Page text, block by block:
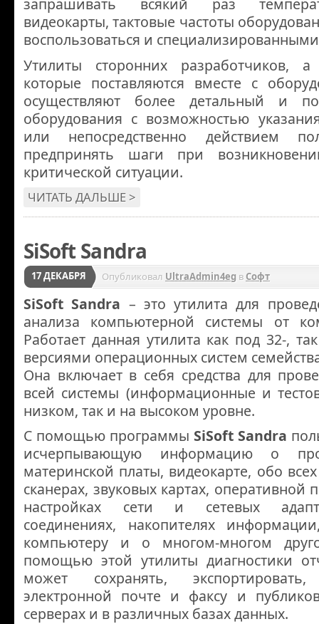
запрашивать всякий раз
видеокарты, тактовые частоты
воспользоваться и
Утилиты сторонних разработчиков,
которые поставляются вместе с
осуществляют более детальный и
оборудования с возможностью
или непосредственно действием
предпринять шаги при
критической ситуации.
ЧИТАТЬ ДАЛЬШЕ >
SiSoft Sandra
17 ДЕКАБРЯ Опубликовал UltraAdmin4eg в Софт
SiSoft Sandra – это утилита для
анализа компьютерной системы от
Работает данная утилита как под 32-,
версиями операционных систем
Она включает в себя средства для
всей системы (информационные и
низком, так и на высоком уровне.
С помощью программы SiSoft Sandra
исчерпывающую информацию о
материнской платы, видеокарте, обо
сканерах, звуковых картах, оперативной
настройках сети и сетевых
соединениях, накопителях
компьютеру и о многом-многом
помощью этой утилиты диагностики
может сохранять,
электронной почте и факсу и
серверах и в различных базах данных.